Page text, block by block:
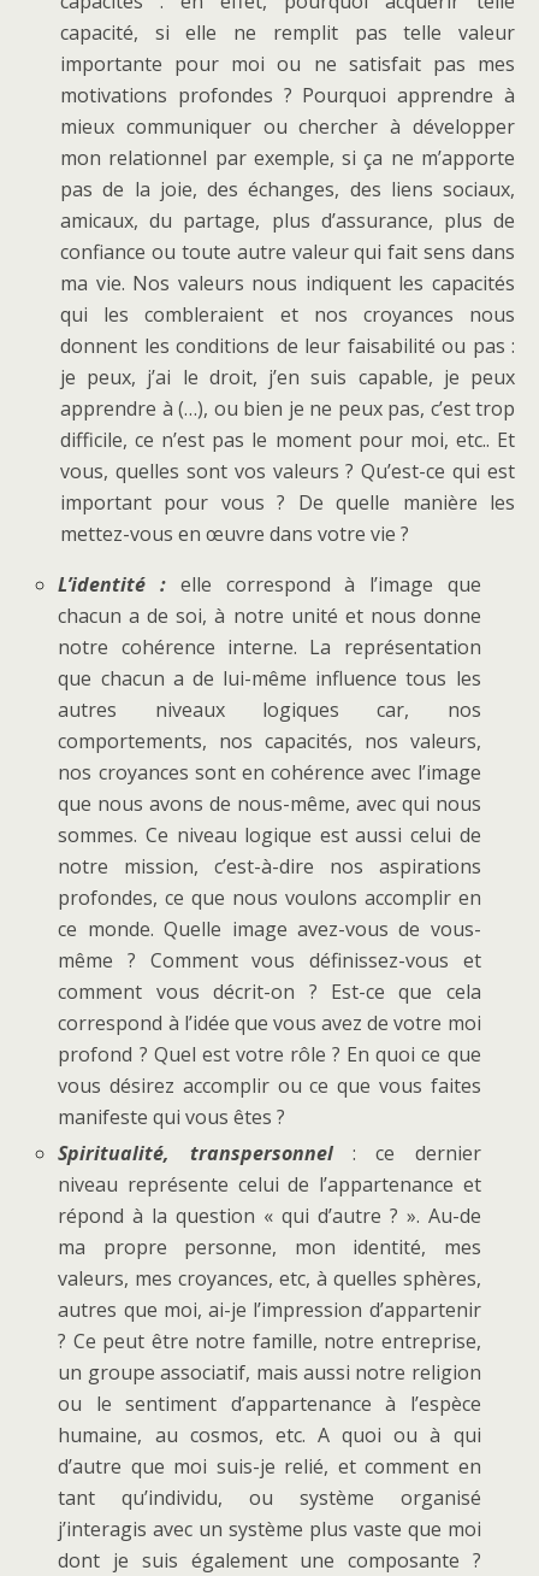
capacité, si elle ne remplit pas telle valeur
importante pour moi ou ne satisfait pas mes
motivations profondes ? Pourquoi apprendre à
mieux communiquer ou chercher à développer
mon relationnel par exemple, si ça ne m’apporte
pas de la joie, des échanges, des liens sociaux,
amicaux, du partage, plus d’assurance, plus de
confiance ou toute autre valeur qui fait sens dans
ma vie. Nos valeurs nous indiquent les capacités
qui les combleraient et nos croyances nous
donnent les conditions de leur faisabilité ou pas :
je peux, j’ai le droit, j’en suis capable, je peux
apprendre à (…), ou bien je ne peux pas, c’est trop
difficile, ce n’est pas le moment pour moi, etc.. Et
vous, quelles sont vos valeurs ? Qu’est-ce qui est
important pour vous ? De quelle manière les
mettez-vous en œuvre dans votre vie ?
L’identité : elle correspond à l’image que
chacun a de soi, à notre unité et nous donne
notre cohérence interne. La représentation
que chacun a de lui-même influence tous les
autres niveaux logiques car, nos
comportements, nos capacités, nos valeurs,
nos croyances sont en cohérence avec l’image
que nous avons de nous-même, avec qui nous
sommes. Ce niveau logique est aussi celui de
notre mission, c’est-à-dire nos aspirations
profondes, ce que nous voulons accomplir en
ce monde. Quelle image avez-vous de vous-
même ? Comment vous définissez-vous et
comment vous décrit-on ? Est-ce que cela
correspond à l’idée que vous avez de votre moi
profond ? Quel est votre rôle ? En quoi ce que
vous désirez accomplir ou ce que vous faites
manifeste qui vous êtes ?
Spiritualité, transpersonnel
: ce dernier
niveau représente celui de l’appartenance et
répond à la question « qui d’autre ? ». Au-de
ma propre personne, mon identité, mes
valeurs, mes croyances, etc, à quelles sphères,
autres que moi, ai-je l’impression d’appartenir
? Ce peut être notre famille, notre entreprise,
un groupe associatif, mais aussi notre religion
ou le sentiment d’appartenance à l’espèce
humaine, au cosmos, etc. A quoi ou à qui
d’autre que moi suis-je relié, et comment en
tant qu’individu, ou système organisé
j’interagis avec un système plus vaste que moi
dont je suis également une composante ?